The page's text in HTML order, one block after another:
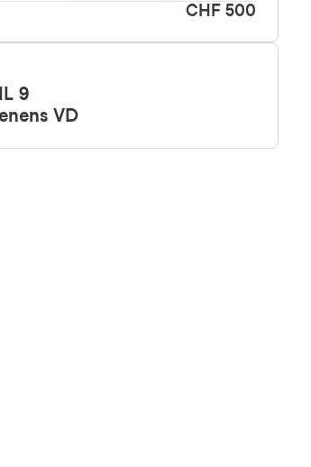
CHF 500
9
VD